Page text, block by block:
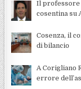
Il professore
cosentina su
Cosenza, il
di bilancio
A Corigliano
errore